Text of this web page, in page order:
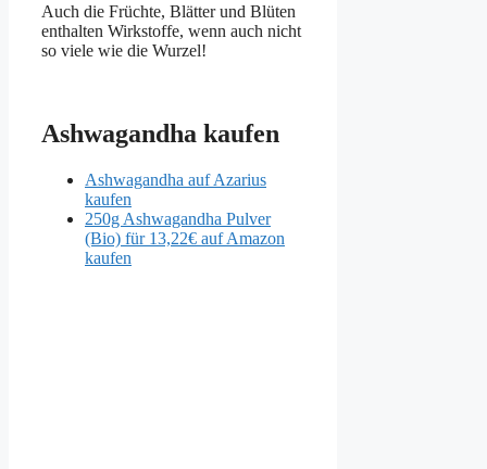
Auch die Früchte, Blätter und Blüten
enthalten Wirkstoffe, wenn auch nicht
so viele wie die Wurzel!
Ashwagandha kaufen
Ashwagandha auf Azarius
kaufen
250g Ashwagandha Pulver
(Bio) für 13,22€ auf Amazon
kaufen